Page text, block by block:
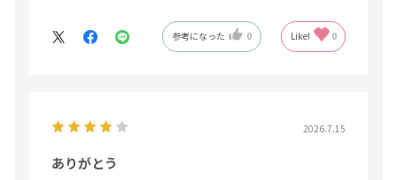
参考になった 0 Like! 0
2026.7.15
ありがとう